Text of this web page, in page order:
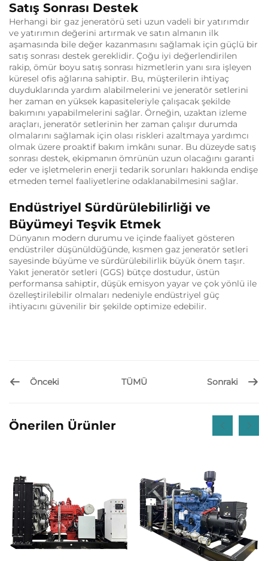
Satış Sonrası Destek
Herhangi bir gaz jeneratörü seti uzun vadeli bir yatırımdır
ve yatırımın değerini artırmak ve satın almanın ilk
aşamasında bile değer kazanmasını sağlamak için güçlü bir
satış sonrası destek gereklidir. Çoğu iyi değerlendirilen
rakip, ömür boyu satış sonrası hizmetlerin yanı sıra işleyen
küresel ofis ağlarına sahiptir. Bu, müşterilerin ihtiyaç
duyduklarında yardım alabilmelerini ve jeneratör setlerini
her zaman en yüksek kapasiteleriyle çalışacak şekilde
bakımını yapabilmelerini sağlar. Örneğin, uzaktan izleme
araçları, jeneratör setlerinin her zaman çalışır durumda
olmalarını sağlamak için olası riskleri azaltmaya yardımcı
olmak üzere proaktif bakım imkânı sunar. Bu düzeyde satış
sonrası destek, ekipmanın ömrünün uzun olacağını garanti
eder ve işletmelerin enerji tedarik sorunları hakkında endişe
etmeden temel faaliyetlerine odaklanabilmesini sağlar.
Endüstriyel Sürdürülebilirliği ve
Büyümeyi Teşvik Etmek
Dünyanın modern durumu ve içinde faaliyet gösteren
endüstriler düşünüldüğünde, kısmen gaz jeneratör setleri
sayesinde büyüme ve sürdürülebilirlik büyük önem taşır.
Yakıt jeneratör setleri (GGS) bütçe dostudur, üstün
performansa sahiptir, düşük emisyon yayar ve çok yönlü ile
özelleştirilebilir olmaları nedeniyle endüstriyel güç
ihtiyacını güvenilir bir şekilde optimize edebilir.
Önceki TÜMÜ Sonraki
Önerilen Ürünler